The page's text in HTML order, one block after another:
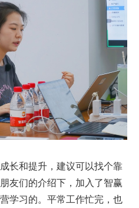
长和提升，建议可以找个靠
友们的介绍下，加入了智赢
学习的。平常工作忙完，也